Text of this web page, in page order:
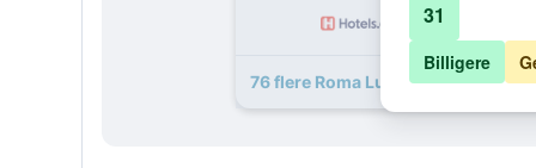
76 flere Roma Luxus Hotel tilbud
31
Billigere